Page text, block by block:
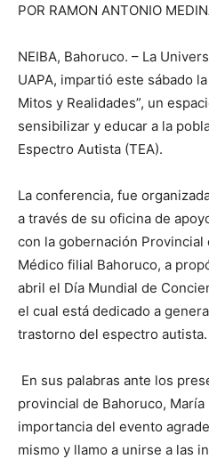
POR RAMON ANTONIO
NEIBA, Bahoruco. – La
UAPA, impartió este sábado
Mitos y Realidades”, un
sensibilizar y educar a la
Espectro Autista (TEA).
La conferencia, fue
a través de su oficina de
con la gobernación
Médico filial Bahoruco, a
abril el Día Mundial de
el cual está dedicado a
trastorno del espectro autista.
En sus palabras ante los
provincial de Bahoruco,
importancia del evento
mismo y llamo a unirse a las